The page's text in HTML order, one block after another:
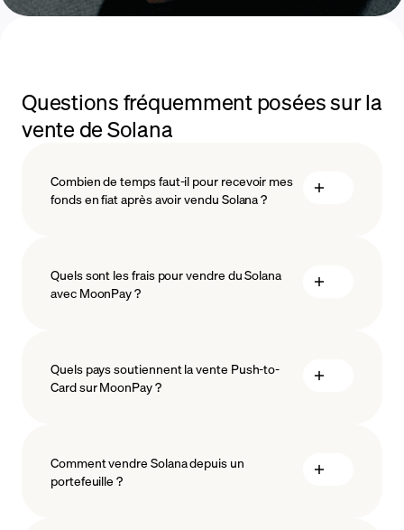
Questions fréquemment posées sur la
vente de Solana
Combien de temps faut-il pour recevoir mes
fonds en fiat après avoir vendu Solana ?
Quels sont les frais pour vendre du Solana
avec MoonPay ?
Quels pays soutiennent la vente Push-to-
Card sur MoonPay ?
Comment vendre Solana depuis un
portefeuille ?